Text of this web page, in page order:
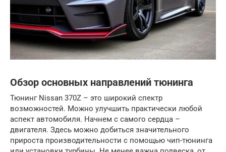
Обзор основных направлений тюнинга
Тюнинг Nissan 370Z – это широкий спектр
возможностей. Можно улучшить практически любой
аспект автомобиля. Начнем с самого сердца –
двигателя. Здесь можно добиться значительного
прироста производительности с помощью чип-тюнинга